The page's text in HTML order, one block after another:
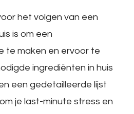
het volgen van een
is om een
te maken en ervoor te
ingrediënten in huis
een gedetailleerde lijst
je last-minute stress en